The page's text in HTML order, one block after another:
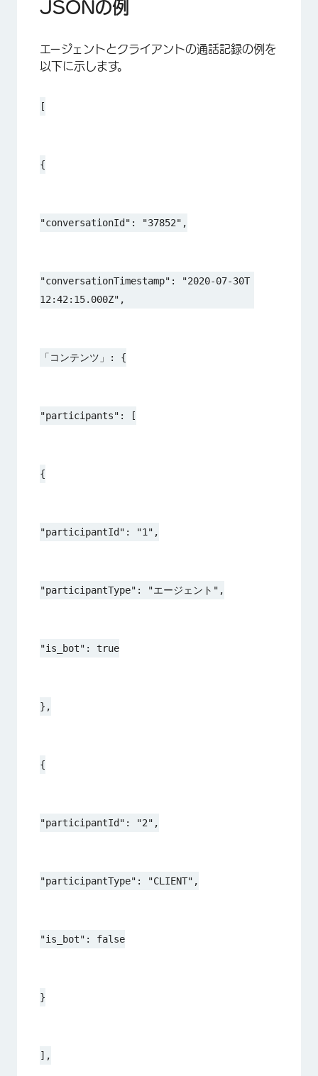
JSONの例
エージェントとクライアントの通話記録の例を
以下に示します。
[
{
"conversationId": "37852",
"conversationTimestamp": "2020-07-30T
12:42:15.000Z",
「コンテンツ」: {
"participants": [
{
"participantId": "1",
"participantType": "エージェント",
"is_bot": true
},
{
"participantId": "2",
"participantType": "CLIENT",
"is_bot": false
}
],